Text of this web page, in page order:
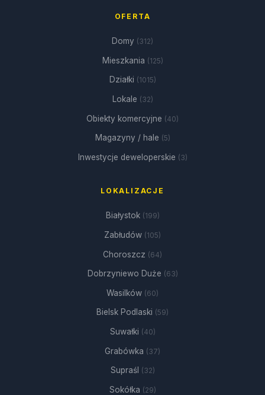
OFERTA
Domy (312)
Mieszkania (125)
Działki (1015)
Lokale (32)
Obiekty komercyjne (40)
Magazyny / hale (5)
Inwestycje deweloperskie (3)
LOKALIZACJE
Białystok (199)
Zabłudów (105)
Choroszcz (64)
Dobrzyniewo Duże (63)
Wasilków (60)
Bielsk Podlaski (59)
Suwałki (40)
Grabówka (37)
Supraśl (32)
Sokółka (29)